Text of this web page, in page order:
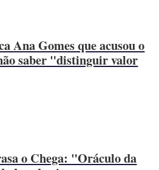
Ana Gomes que acusou o
saber "distinguir valor
o Chega: "Oráculo da